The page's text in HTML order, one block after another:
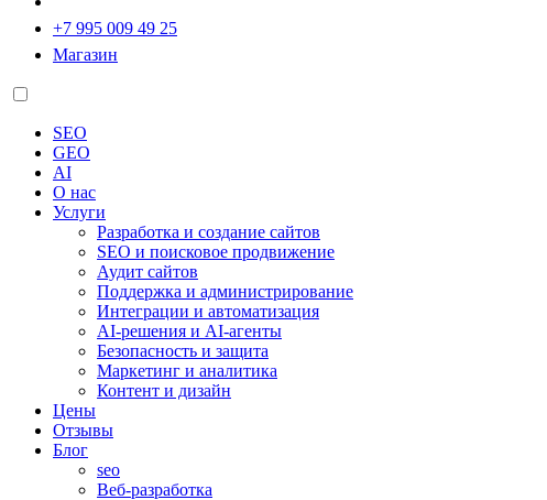
+7 995 009 49 25
Магазин
SEO
GEO
AI
О нас
Услуги
Разработка и создание сайтов
SEO и поисковое продвижение
Аудит сайтов
Поддержка и администрирование
Интеграции и автоматизация
AI-решения и AI-агенты
Безопасность и защита
Маркетинг и аналитика
Контент и дизайн
Цены
Отзывы
Блог
seo
Веб-разработка